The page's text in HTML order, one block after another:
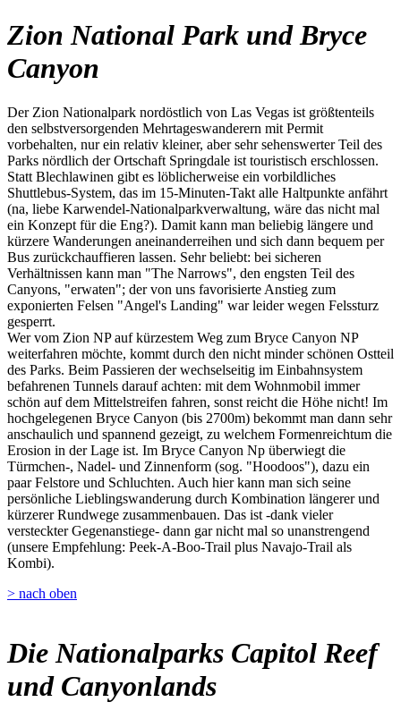
Zion National Park und Bryce
Canyon
Der Zion Nationalpark nordöstlich von Las Vegas ist größtenteils
den selbstversorgenden Mehrtageswanderern mit Permit
vorbehalten, nur ein relativ kleiner, aber sehr sehenswerter Teil des
Parks nördlich der Ortschaft Springdale ist touristisch erschlossen.
Statt Blechlawinen gibt es löblicherweise ein vorbildliches
Shuttlebus-System, das im 15-Minuten-Takt alle Haltpunkte anfährt
(na, liebe Karwendel-Nationalparkverwaltung, wäre das nicht mal
ein Konzept für die Eng?). Damit kann man beliebig längere und
kürzere Wanderungen aneinanderreihen und sich dann bequem per
Bus zurückchauffieren lassen. Sehr beliebt: bei sicheren
Verhältnissen kann man "The Narrows", den engsten Teil des
Canyons, "erwaten"; der von uns favorisierte Anstieg zum
exponierten Felsen "Angel's Landing" war leider wegen Felssturz
gesperrt.
Wer vom Zion NP auf kürzestem Weg zum Bryce Canyon NP
weiterfahren möchte, kommt durch den nicht minder schönen Ostteil
des Parks. Beim Passieren der wechselseitig im Einbahnsystem
befahrenen Tunnels darauf achten: mit dem Wohnmobil immer
schön auf dem Mittelstreifen fahren, sonst reicht die Höhe nicht! Im
hochgelegenen Bryce Canyon (bis 2700m) bekommt man dann sehr
anschaulich und spannend gezeigt, zu welchem Formenreichtum die
Erosion in der Lage ist. Im Bryce Canyon Np überwiegt die
Türmchen-, Nadel- und Zinnenform (sog. "Hoodoos"), dazu ein
paar Felstore und Schluchten. Auch hier kann man sich seine
persönliche Lieblingswanderung durch Kombination längerer und
kürzerer Rundwege zusammenbauen. Das ist -dank vieler
versteckter Gegenanstiege- dann gar nicht mal so unanstrengend
(unsere Empfehlung: Peek-A-Boo-Trail plus Navajo-Trail als
Kombi).
> nach oben
Die Nationalparks Capitol Reef
und Canyonlands